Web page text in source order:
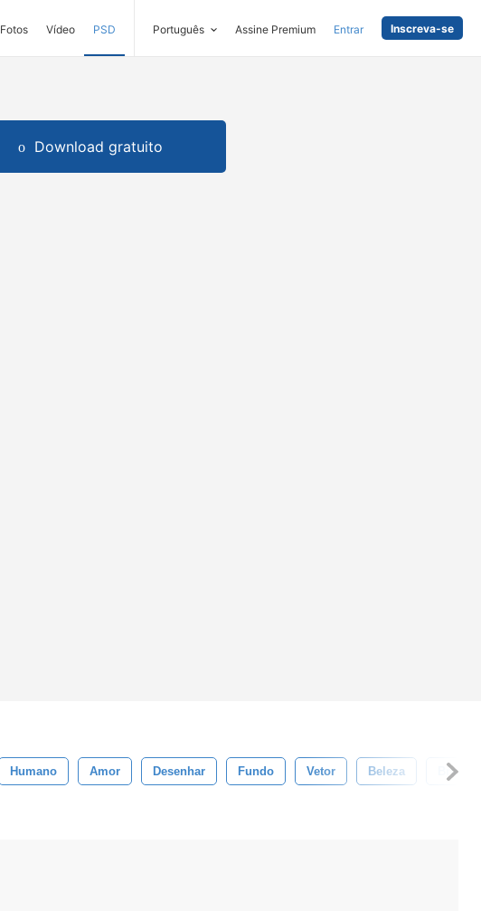
Fotos Vídeo PSD Português Assine Premium Entrar Inscreva-se
Download gratuito
Humano Amor Desenhar Fundo Vetor Beleza Branco